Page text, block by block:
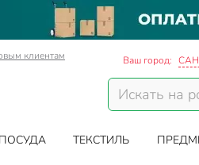
клиентам Ваш город:
ПОСУДА ТЕКСТИЛЬ